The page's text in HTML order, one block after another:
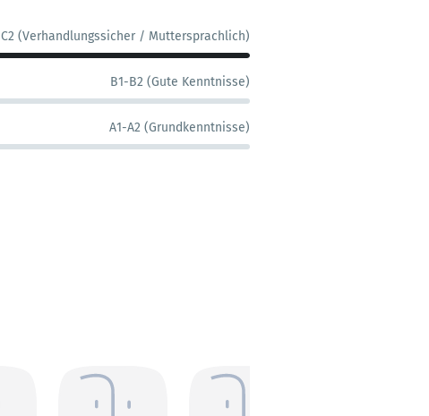
C2 (Verhandlungssicher / Muttersprachlich)
B1-B2 (Gute Kenntnisse)
A1-A2 (Grundkenntnisse)